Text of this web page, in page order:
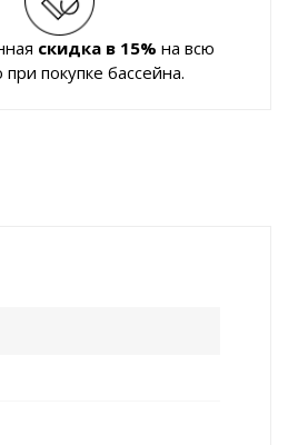
скидка в 15% на всю
покупке бассейна.